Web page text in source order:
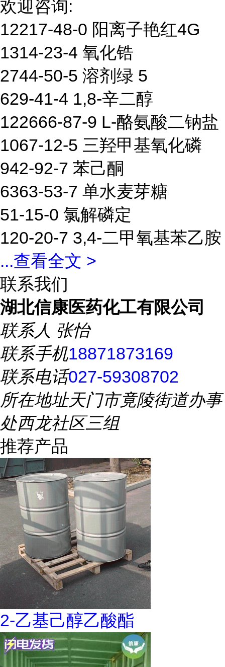
欢迎咨询:
12217-48-0 阳离子艳红4G
1314-23-4 氧化锆
2744-50-5 溶剂绿 5
629-41-4 1,8-辛二醇
122666-87-9 L-酪氨酸二钠盐
1067-12-5 三羟甲基氧化磷
942-92-7 苯己酮
6363-53-7 单水麦芽糖
51-15-0 氯解磷定
120-20-7 3,4-二甲氧基苯乙胺
...查看全文 >
联系我们
湖北信康医药化工有限公司
联系人 张怡
联系手机18871873169
联系电话027-59308702
所在地址天门市竟陵街道办事
处西龙社区三组
推荐产品
2-乙基己醇乙酸酯